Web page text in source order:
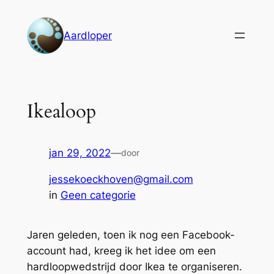
Aardloper
Ikealoop
jan 29, 2022—door
jessekoeckhoven@gmail.com
in Geen categorie
Jaren geleden, toen ik nog een Facebook-
account had, kreeg ik het idee om een
hardloopwedstrijd door Ikea te organiseren.